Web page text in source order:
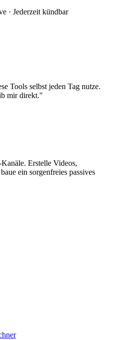
· Jederzeit kündbar
Tools selbst jeden Tag nutze.
mir direkt."
Erstelle Videos,
ein sorgenfreies passives